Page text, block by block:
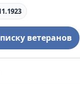
ветеранов